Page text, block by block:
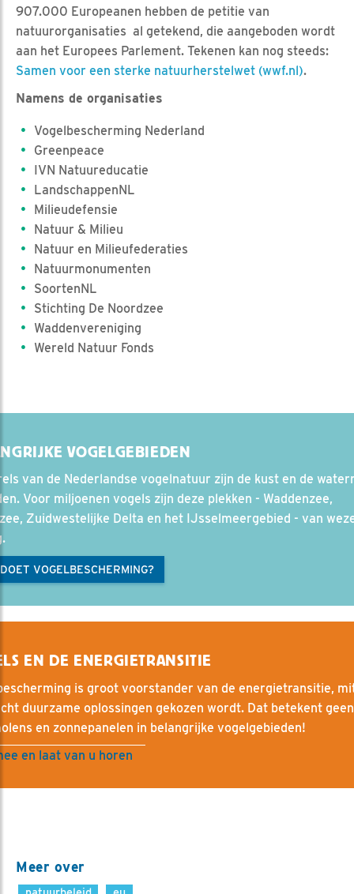
907.000 Europeanen hebben de petitie van
natuurorganisaties al getekend, die aangeboden wordt
aan het Europees Parlement. Tekenen kan nog steeds:
Samen voor een sterke natuurherstelwet (wwf.nl).
Namens de organisaties
Vogelbescherming Nederland
Greenpeace
IVN Natuureducatie
LandschappenNL
Milieudefensie
Natuur & Milieu
Natuur en Milieufederaties
Natuurmonumenten
SoortenNL
Stichting De Noordzee
Waddenvereniging
Wereld Natuur Fonds
VOGELGEBIEDEN
van de Nederlandse vogelnatuur zijn de kust en de
Voor miljoenen vogels zijn deze plekken - Waddenzee,
Zuidwestelijke Delta en het IJsselmeergebied - van
VOGELBESCHERMING?
EN DE ENERGIETRANSITIE
is groot voorstander van de energietransitie,
duurzame oplossingen gekozen wordt. Dat betekent geen
en zonnepanelen in belangrijke vogelgebieden!
en laat van u horen
Meer over